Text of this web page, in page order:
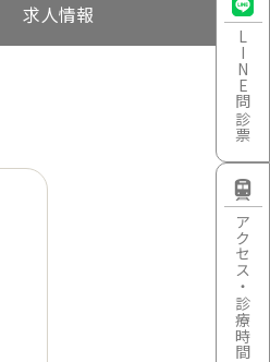
LINE
問診票
アクセス・診療時間
求人情報